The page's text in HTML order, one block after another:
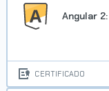
Angular 2:
CERTIFICADO